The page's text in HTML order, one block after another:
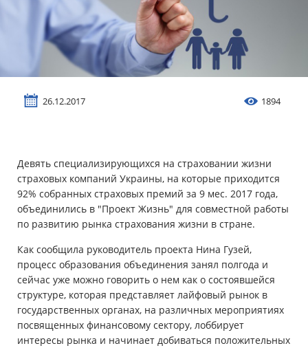
Автозащита
КАСКО
Автоюрист
Справочник компаний
Новости
Партнерская программа
Реферальная программа
26.12.2017 1894
Девять специализирующихся на страховании жизни
страховых компаний Украины, на которые приходится
92% собранных страховых премий за 9 мес. 2017 года,
объединились в "Проект Жизнь" для совместной работы
по развитию рынка страхования жизни в стране.
Как сообщила руководитель проекта Нина Гузей,
процесс образования объединения занял полгода и
сейчас уже можно говорить о нем как о состоявшейся
структуре, которая представляет лайфовый рынок в
государственных органах, на различных мероприятиях
посвященных финансовому сектору, лоббирует
интересы рынка и начинает добиваться положительных